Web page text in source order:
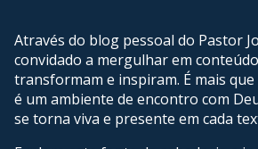
Através do blog pessoal do Pastor
convidado a mergulhar em
transformam e inspiram. É mais
é um ambiente de encontro com
se torna viva e presente em cada